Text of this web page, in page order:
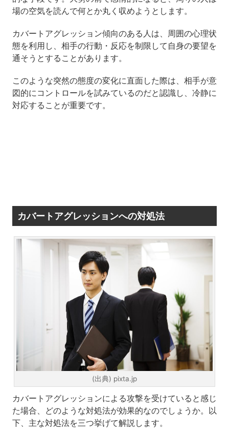
場の空気を読んで何とか丸く収めようとします。
カバートアグレッション傾向のある人は、周囲の心理状
態を利用し、相手の行動・反応を制限して自身の要望を
通そうとすることがあります。
このような突然の態度の変化に直面した際は、相手が意
図的にコントロールを試みているのだと認識し、冷静に
対応することが重要です。
カバートアグレッションへの対処法
(出典) pixta.jp
カバートアグレッションによる攻撃を受けていると感じ
た場合、どのような対処法が効果的なのでしょうか。以
下、主な対処法を三つ挙げて解説します。